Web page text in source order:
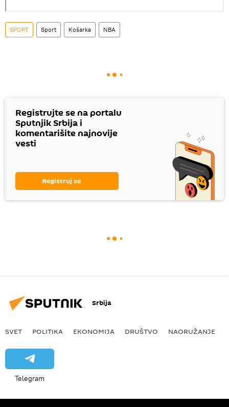
SPORT Sport Košarka NBA
Registrujte se na portalu
Sputnjik Srbija i
komentarišite najnovije
vesti
Registruj se
Srbija
SVET POLITIKA EKONOMIJA DRUŠTVO NAORUŽANJE
Telegram